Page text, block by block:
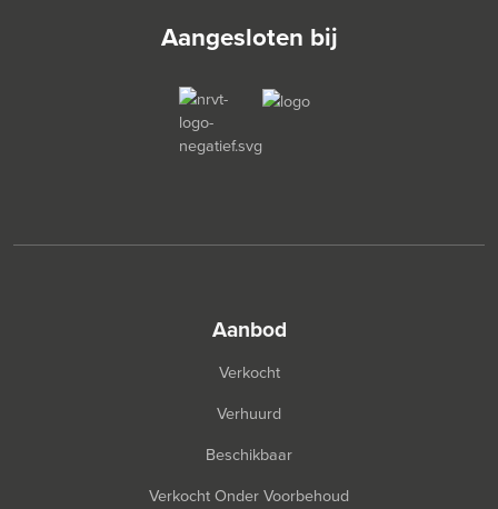
Aangesloten bij
aanbod
Verkocht
Verhuurd
Beschikbaar
Verkocht Onder Voorbehoud